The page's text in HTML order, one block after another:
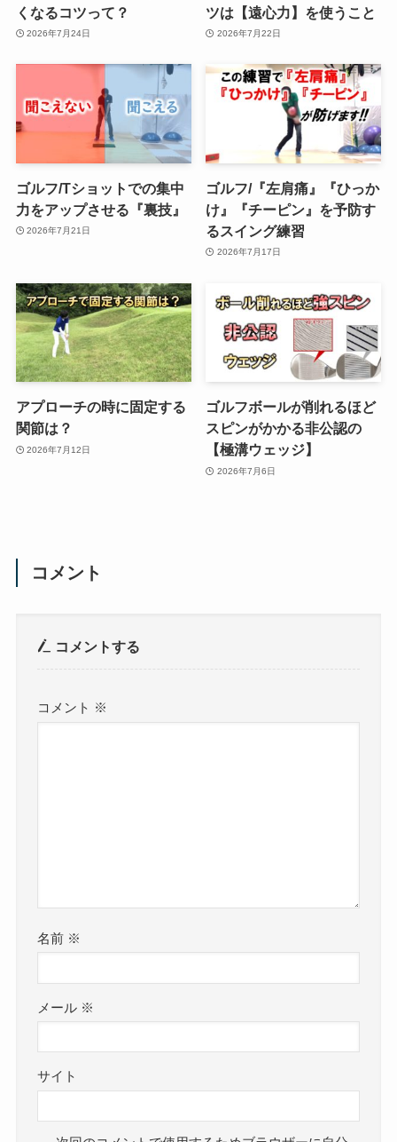
くなるコツって？
2026年7月24日
ツは【遠心力】を使うこと
2026年7月22日
ゴルフ/Tショットでの集中
力をアップさせる『裏技』
2026年7月21日
ゴルフ/『左肩痛』『ひっか
け』『チーピン』を予防す
るスイング練習
2026年7月17日
アプローチの時に固定する
関節は？
2026年7月12日
ゴルフボールが削れるほど
スピンがかかる非公認の
【極溝ウェッジ】
2026年7月6日
コメント
コメントする
コメント ※
名前 ※
メール ※
サイト